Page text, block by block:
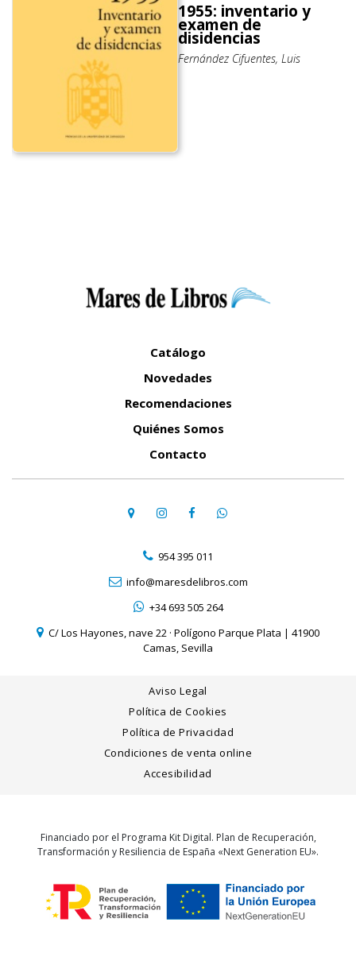
1955: inventario y
examen de
disidencias
Fernández Cifuentes, Luis
Catálogo
Novedades
Recomendaciones
Quiénes Somos
Contacto
954 395 011
info@maresdelibros.com
+34 693 505 264
C/ Los Hayones, nave 22 · Polígono Parque Plata | 41900
Camas, Sevilla
Aviso Legal
Política de Cookies
Política de Privacidad
Condiciones de venta online
Accesibilidad
Financiado por el Programa Kit Digital. Plan de Recuperación,
Transformación y Resiliencia de España «Next Generation EU».